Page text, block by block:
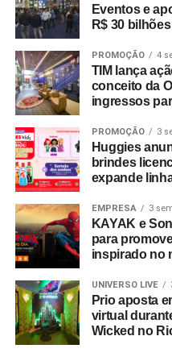
ESG estruturado e
Mais do que acompanhar
incorporou preceitos ESG
operacional de suas
com a startup social
selo Save Food da FAO/
primeira do país a integrar
alimentares à operação de
A estreia da metodologia
BMG, garantindo o
de alimentos. A destinação
614 refeições para
evitou a emissão de 347,7
a destinação
indicadores tangíveis e
clientes da agência.
Eventos e
R$ 30
PROMOÇÃO 4
TIM lança
conceito da
ingressos
PROMOÇÃO 3
Huggies
brindes
expande
EMPRESA 3
KAYAK e
para
inspirado no
UNIVERSO LIVE
Prio aposta
virtual
Wicked no